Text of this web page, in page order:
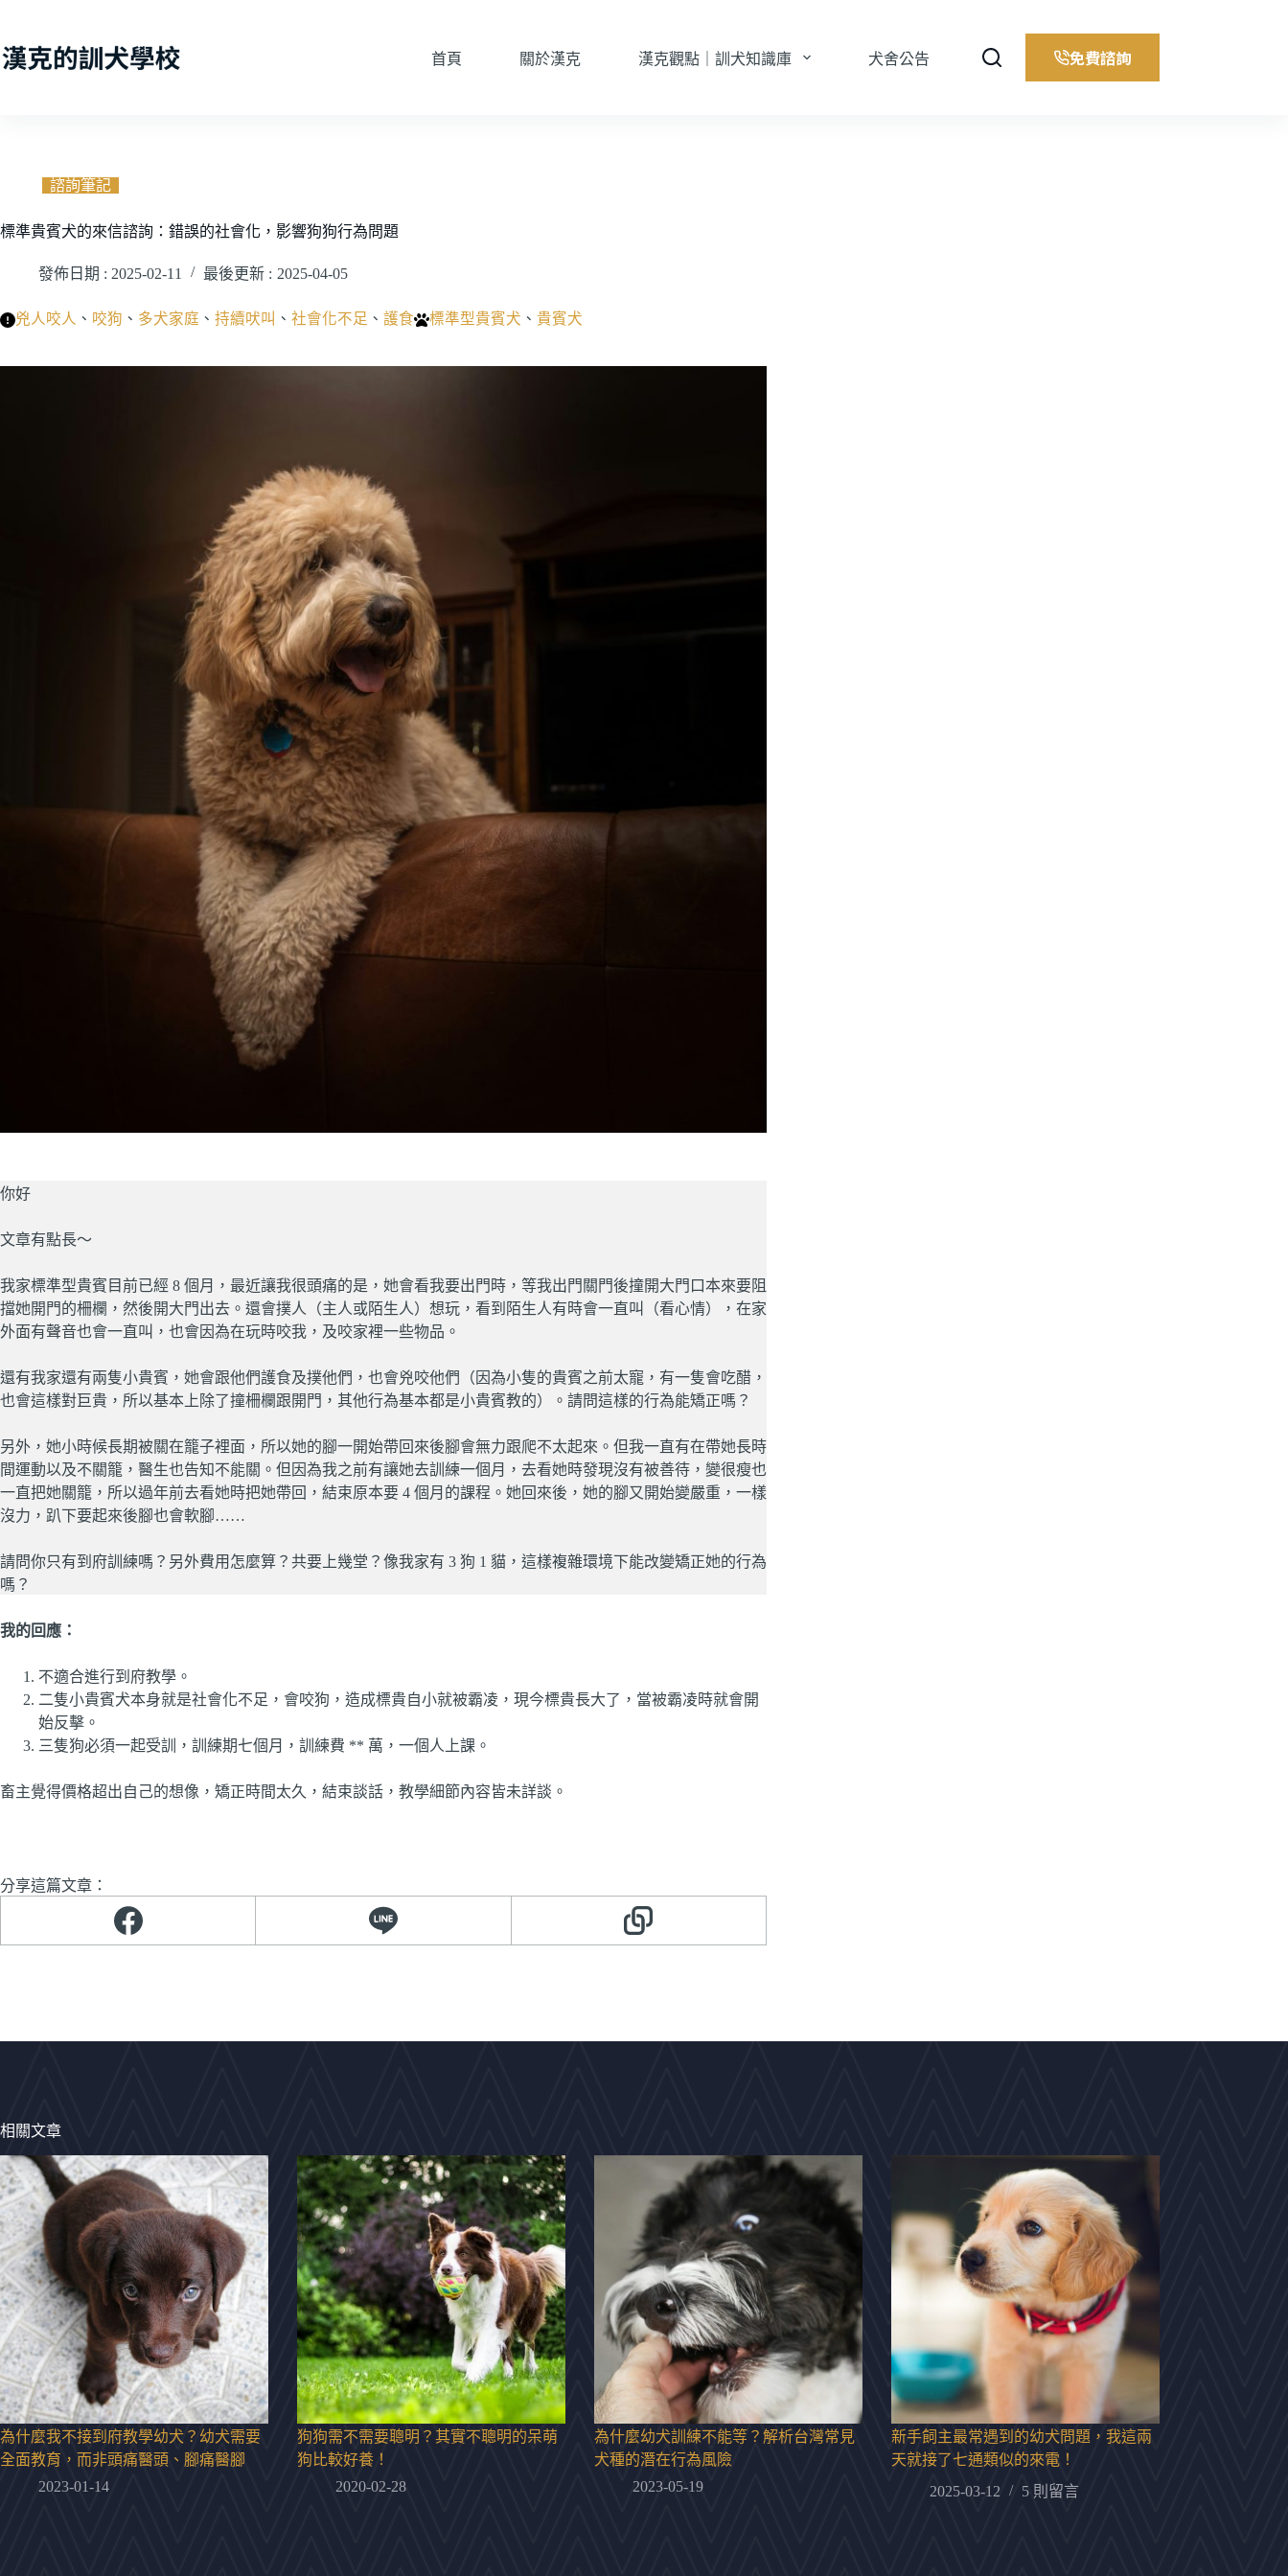
主
首頁 關於漢克 漢克觀點｜訓犬知識庫 犬舍公告 免費諮詢
諮詢筆記
標準貴賓犬的來信諮詢：錯誤的社會化，影響狗狗行為問題
發佈日期 : 2025-02-11 最後更新 : 2025-04-05
兇人咬人 、 咬狗 、 多犬家庭 、 持續吠叫 、 社會化不足 、 護食 標準型貴賓犬 、 貴賓犬
你好
文章有點長～
我家標準型貴賓目前已經 8 個月，最近讓我很頭痛的是，她會看我要出門時，等我出門關門後撞開大門口本來要阻
擋她開門的柵欄，然後開大門出去。還會撲人（主人或陌生人）想玩，看到陌生人有時會一直叫（看心情），在家
外面有聲音也會一直叫，也會因為在玩時咬我，及咬家裡一些物品。
還有我家還有兩隻小貴賓，她會跟他們護食及撲他們，也會兇咬他們（因為小隻的貴賓之前太寵，有一隻會吃醋，
也會這樣對巨貴，所以基本上除了撞柵欄跟開門，其他行為基本都是小貴賓教的）。請問這樣的行為能矯正嗎？
另外，她小時候長期被關在籠子裡面，所以她的腳一開始帶回來後腳會無力跟爬不太起來。但我一直有在帶她長時
間運動以及不關籠，醫生也告知不能關。但因為我之前有讓她去訓練一個月，去看她時發現沒有被善待，變很瘦也
一直把她關籠，所以過年前去看她時把她帶回，結束原本要 4 個月的課程。她回來後，她的腳又開始變嚴重，一樣
沒力，趴下要起來後腳也會軟腳……
請問你只有到府訓練嗎？另外費用怎麼算？共要上幾堂？像我家有 3 狗 1 貓，這樣複雜環境下能改變矯正她的行為
嗎？
我的回應：
不適合進行到府教學。
二隻小貴賓犬本身就是社會化不足，會咬狗，造成標貴自小就被霸凌，現今標貴長大了，當被霸凌時就會開
始反擊。
三隻狗必須一起受訓，訓練期七個月，訓練費 ** 萬，一個人上課。
畜主覺得價格超出自己的想像，矯正時間太久，結束談話，教學細節內容皆未詳談。
分享這篇文章：
相關文章
為什麼我不接到府教學幼犬？幼犬需要
全面教育，而非頭痛醫頭、腳痛醫腳
2023-01-14
狗狗需不需要聰明？其實不聰明的呆萌
狗比較好養！
2020-02-28
為什麼幼犬訓練不能等？解析台灣常見
犬種的潛在行為風險
2023-05-19
新手飼主最常遇到的幼犬問題，我這兩
天就接了七通類似的來電！
2025-03-12
5 則留言